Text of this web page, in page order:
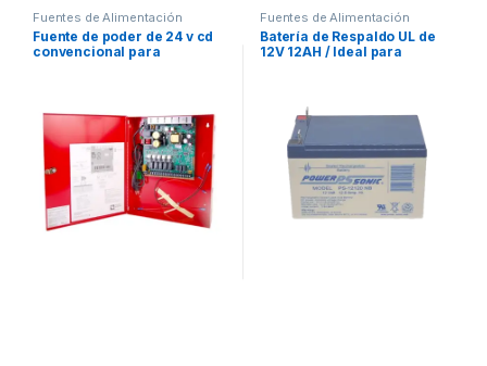
Fuentes de Alimentación
Fuente de poder de 24 v cd
convencional para
Fuentes de Alimentación
Batería de Respaldo UL de
12V 12AH / Ideal para
Videovigilancia /
Terminales Tipo NB